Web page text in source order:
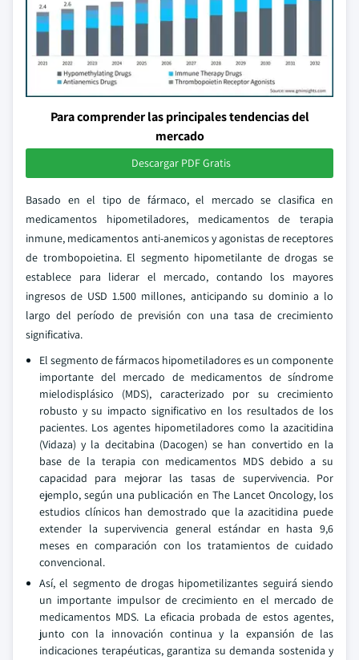
Para comprender las principales tendencias del
mercado
Descargar PDF Gratis
Basado en el tipo de fármaco, el mercado se clasifica en
medicamentos hipometiladores, medicamentos de terapia
inmune, medicamentos anti-anemicos y agonistas de receptores
de trombopoietina. El segmento hipometilante de drogas se
establece para liderar el mercado, contando los mayores
ingresos de USD 1.500 millones, anticipando su dominio a lo
largo del período de previsión con una tasa de crecimiento
significativa.
El segmento de fármacos hipometiladores es un componente
importante del mercado de medicamentos de síndrome
mielodisplásico (MDS), caracterizado por su crecimiento
robusto y su impacto significativo en los resultados de los
pacientes. Los agentes hipometiladores como la azacitidina
(Vidaza) y la decitabina (Dacogen) se han convertido en la
base de la terapia con medicamentos MDS debido a su
capacidad para mejorar las tasas de supervivencia. Por
ejemplo, según una publicación en The Lancet Oncology, los
estudios clínicos han demostrado que la azacitidina puede
extender la supervivencia general estándar en hasta 9,6
meses en comparación con los tratamientos de cuidado
convencional.
Así, el segmento de drogas hipometilizantes seguirá siendo
un importante impulsor de crecimiento en el mercado de
medicamentos MDS. La eficacia probada de estos agentes,
junto con la innovación continua y la expansión de las
indicaciones terapéuticas, garantiza su demanda sostenida y